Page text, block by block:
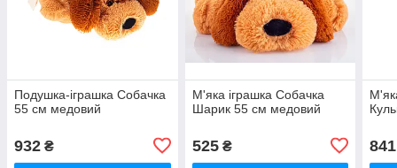
Подушка-іграшка Собачка
55 см медовий
932 ₴
М'яка іграшка Собачка
Шарик 55 см медовий
525₴ 841